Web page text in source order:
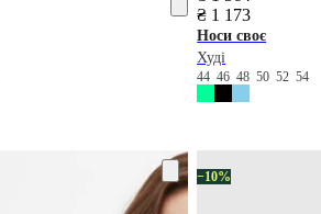
₴ 1 173
Носи своє
Худі
444648505254
−10%